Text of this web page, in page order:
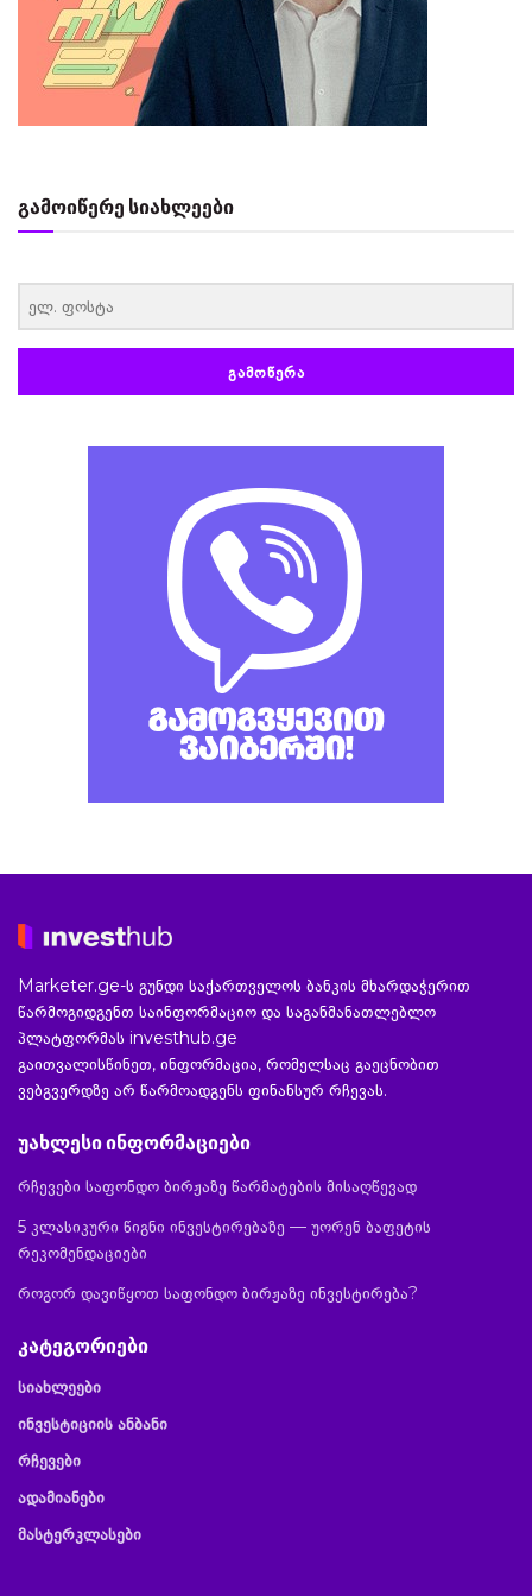
გამოიწერე სიახლეები
ᲒᲐᲛᲝᲬᲔᲠᲐ
Marketer.ge-ს გუნდი საქართველოს ბანკის მხარდაჭერით
წარმოგიდგენთ საინფორმაციო და საგანმანათლებლო
პლატფორმას investhub.ge
გაითვალისწინეთ, ინფორმაცია, რომელსაც გაეცნობით
ვებგვერდზე არ წარმოადგენს ფინანსურ რჩევას.
უახლესი ინფორმაციები
რჩევები საფონდო ბირჟაზე წარმატების მისაღწევად
5 კლასიკური წიგნი ინვესტირებაზე — უორენ ბაფეტის
რეკომენდაციები
როგორ დავიწყოთ საფონდო ბირჟაზე ინვესტირება?
კატეგორიები
სიახლეები
ინვესტიციის ანბანი
რჩევები
ადამიანები
მასტერკლასები